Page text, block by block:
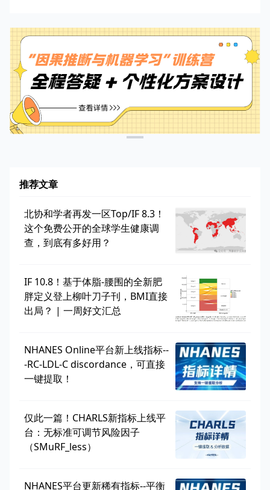
推荐文章
北协和学者再发一区Top/IF 8.3！
这个免费公开的全球学生健康调
查，到底有多好用？
IF 10.8！基于体脂-腰围的全新肥
胖定义登上柳叶刀子刊，BMI直接
出局？ | 一周好文汇总
NHANES Online平台新上线指标--
-RC-LDL-C discordance，可直接
一键提取！
仅此一篇！CHARLS新指标上线平
台：无标准可调节风险因子
（SMuRF_less）
NHANES平台更新稀有指标--平衡